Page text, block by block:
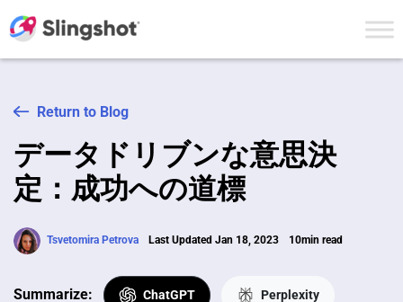
Return to Blog
データドリブンな意思決
定：成功への道標
Tsvetomira Petrova Last Updated Jan 18, 2023 10min read
Summarize: ChatGPT Perplexity